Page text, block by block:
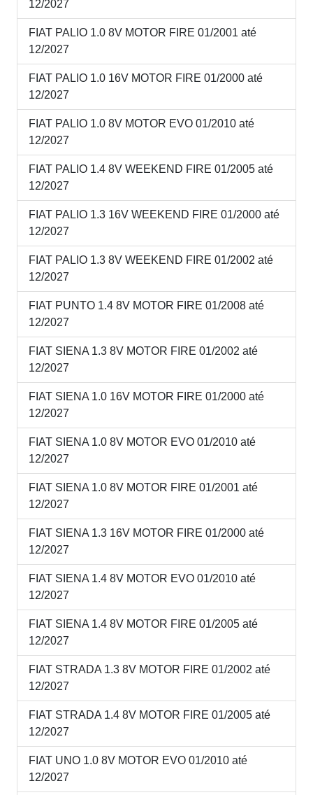
12/2027
FIAT PALIO 1.0 8V MOTOR FIRE 01/2001 até
12/2027
FIAT PALIO 1.0 16V MOTOR FIRE 01/2000 até
12/2027
FIAT PALIO 1.0 8V MOTOR EVO 01/2010 até
12/2027
FIAT PALIO 1.4 8V WEEKEND FIRE 01/2005 até
12/2027
FIAT PALIO 1.3 16V WEEKEND FIRE 01/2000 até
12/2027
FIAT PALIO 1.3 8V WEEKEND FIRE 01/2002 até
12/2027
FIAT PUNTO 1.4 8V MOTOR FIRE 01/2008 até
12/2027
FIAT SIENA 1.3 8V MOTOR FIRE 01/2002 até
12/2027
FIAT SIENA 1.0 16V MOTOR FIRE 01/2000 até
12/2027
FIAT SIENA 1.0 8V MOTOR EVO 01/2010 até
12/2027
FIAT SIENA 1.0 8V MOTOR FIRE 01/2001 até
12/2027
FIAT SIENA 1.3 16V MOTOR FIRE 01/2000 até
12/2027
FIAT SIENA 1.4 8V MOTOR EVO 01/2010 até
12/2027
FIAT SIENA 1.4 8V MOTOR FIRE 01/2005 até
12/2027
FIAT STRADA 1.3 8V MOTOR FIRE 01/2002 até
12/2027
FIAT STRADA 1.4 8V MOTOR FIRE 01/2005 até
12/2027
FIAT UNO 1.0 8V MOTOR EVO 01/2010 até
12/2027